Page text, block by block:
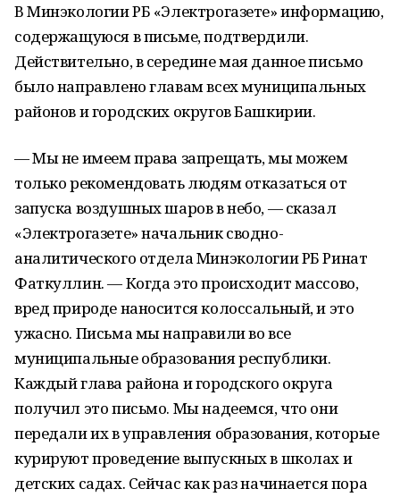
В Минэкологии РБ «Электрогазете» информацию,
содержащуюся в письме, подтвердили.
Действительно, в середине мая данное письмо
было направлено главам всех муниципальных
районов и городских округов Башкирии.
— Мы не имеем права запрещать, мы можем
только рекомендовать людям отказаться от
запуска воздушных шаров в небо, — сказал
«Электрогазете» начальник сводно-
аналитического отдела Минэкологии РБ Ринат
Фаткуллин. — Когда это происходит массово,
вред природе наносится колоссальный, и это
ужасно. Письма мы направили во все
муниципальные образования республики.
Каждый глава района и городского округа
получил это письмо. Мы надеемся, что они
передали их в управления образования, которые
курируют проведение выпускных в школах и
детских садах. Сейчас как раз начинается пора